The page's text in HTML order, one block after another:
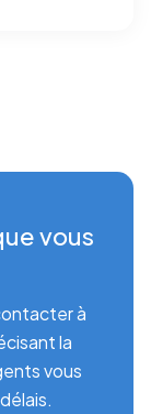
vous
à
la
vous